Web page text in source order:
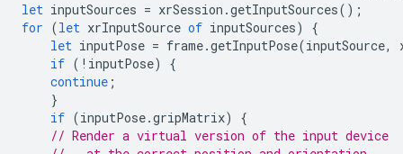
let inputSources = xrSession .getInputSources();
for (let xrInputSource of inputSources)
{
let inputPose = frame.getInputPose(inputSource,
if ( ! inputPose)
{
continue ;
}
if (inputPose.gripMatrix)
{
// Render a virtual version of the input device